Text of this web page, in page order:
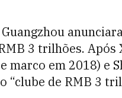
3 trilhões. Após
marco em 2018) e
“clube de RMB 3